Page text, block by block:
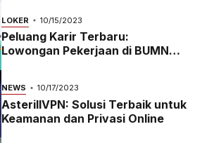
LOKER 10/15/2023
Peluang Karir Terbaru:
Lowongan Pekerjaan di BUMN
NEWS 10/17/2023
AsterillVPN: Solusi Terbaik untuk
Keamanan dan Privasi Online